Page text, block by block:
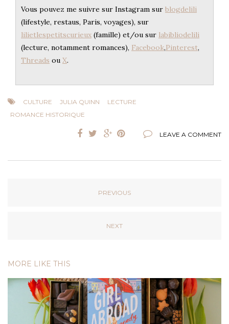
Vous pouvez me suivre sur Instagram sur blogdelili
(lifestyle, restaus, Paris, voyages), sur
lilietlespetitscurieux (famille) et/ou sur labibliodelili
(lecture, notamment romances), Facebook,Pinterest,
Threads ou X.
CULTURE JULIA QUINN
LECTURE
ROMANCE HISTORIQUE
LEAVE A COMMENT
PREVIOUS
NEXT
MORE LIKE THIS